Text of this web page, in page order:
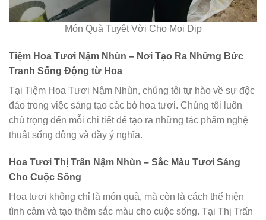
Món Quà Tuyệt Vời Cho Mọi Dịp
Tiệm Hoa Tươi Nậm Nhùn – Nơi Tạo Ra Những Bức
Tranh Sống Động từ Hoa
Tại Tiệm Hoa Tươi Nậm Nhùn, chúng tôi tự hào về sự độc
đáo trong việc sáng tạo các bó hoa tươi. Chúng tôi luôn
chú trọng đến mỗi chi tiết để tạo ra những tác phẩm nghệ
thuật sống động và đầy ý nghĩa.
Hoa Tươi Thị Trấn Nậm Nhùn – Sắc Màu Tươi Sáng
Cho Cuộc Sống
Hoa tươi không chỉ là món quà, mà còn là cách thể hiện
tình cảm và tạo thêm sắc màu cho cuộc sống. Tại Thị Trấn